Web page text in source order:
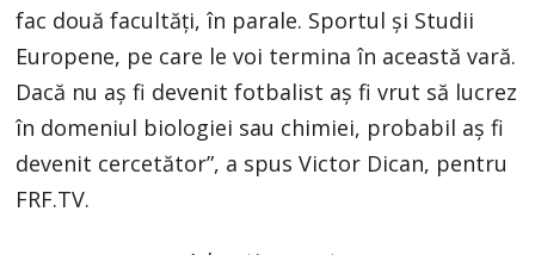
fac două facultăți, în parale. Sportul și Studii
Europene, pe care le voi termina în această vară.
Dacă nu aș fi devenit fotbalist aș fi vrut să lucrez
în domeniul biologiei sau chimiei, probabil aș fi
devenit cercetător”, a spus Victor Dican, pentru
FRF.TV.